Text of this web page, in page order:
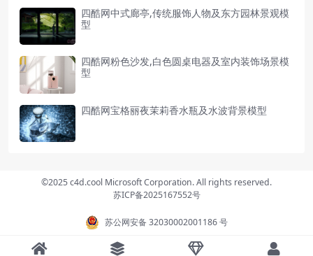
四酷网中式廊亭,传统服饰人物及东方园林景观模
型
四酷网粉色沙发,白色圆桌电器及室内装饰场景模
型
四酷网宝格丽夜茉莉香水瓶及水波背景模型
©2025 c4d.cool Microsoft Corporation. All rights reserved.
苏ICP备2025167552号
苏公网安备 32030002001186 号